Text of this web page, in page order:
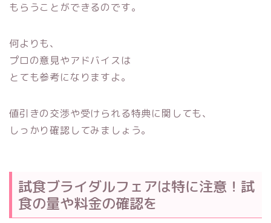
もらうことができるのです。
何よりも、
プロの意見やアドバイスは
とても参考になりますよ。
値引きの交渉や受けられる特典に関しても、
しっかり確認してみましょう。
試食ブライダルフェアは特に注意！試
食の量や料金の確認を